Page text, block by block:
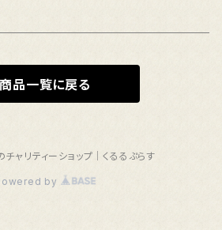
商品一覧に戻る
ャリティーショップ｜くるるぷらす
by